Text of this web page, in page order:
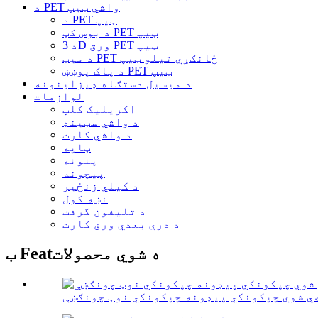
د PET واشي ټیپ
د PET ټیپ
د بوس کټ PET ټیپ
د 3D ورق PET ټیپ
د میټ PET ځانګړي تیلو ټیپ
د پاک پوښښ PET ټیپ
د میسیل دستګاه ډیزاینونه
لوازمات
اکریلیک کلپ
د واشي سټینډ
د واشي کارت
ټاپه
پنونه
پیچونه
د کیلي زنځیر
نښه کول
د تلیفون گرفت
د درې بعدي ورق کارت
ب Featه شوي محصولات
شوي چپکونکي پیډونه چپکونکي نوټ چونګښې